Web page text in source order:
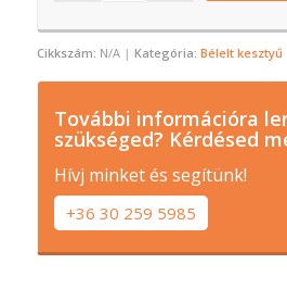
Cikkszám: N/A Kategória: Bélelt kesztyű
További információra
szükséged? Kérdésed
Hívj minket és segítünk!
+36 30 259 5985